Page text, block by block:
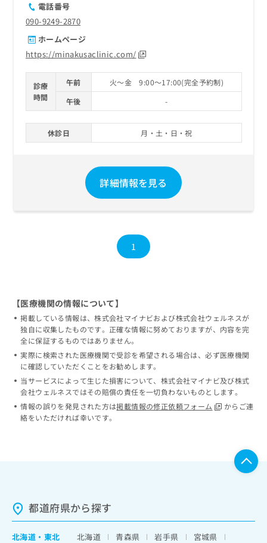
電話番号
090-9249-2870
ホームページ
https://minakusaclinic.com/
診療
時間
午前
火～金 9:00～17:00(完全予約制)
午後
-
休診日 月・土・日・祝
詳細情報を見る
1
【医療機関の情報について】
掲載している情報は、株式会社マイナビおよび株式会社ウェルネスが
独自に収集したものです。正確な情報に努めておりますが、内容を完
全に保証するものではありません。
実際に検索された医療機関で受診を希望される場合は、必ず医療機関
に確認していただくことをお勧めします。
当サービスによって生じた損害について、株式会社マイナビ及び株式
会社ウェルネスではその賠償の責任を一切負わないものとします。
情報の誤りを発見された方は掲載情報の修正依頼フォーム
からご連
絡をいただければ幸いです。
都道府県から探す
北海道 ・ 東北 北海道 青森県 岩手県
宮城県